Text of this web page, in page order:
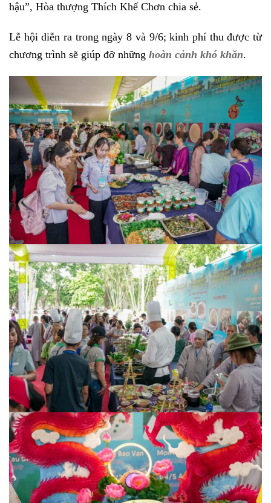
hậu”, Hòa thượng Thích Khế Chơn chia sẻ.
Lễ hội diễn ra trong ngày 8 và 9/6; kinh phí thu được từ
chương trình sẽ giúp đỡ những hoàn cảnh khó khăn.